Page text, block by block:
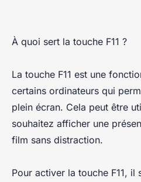
À quoi sert la touche F11 ?
La touche F11 est une
certains ordinateurs qui
plein écran. Cela peut être
souhaitez afficher une
film sans distraction.
Pour activer la touche F11, il